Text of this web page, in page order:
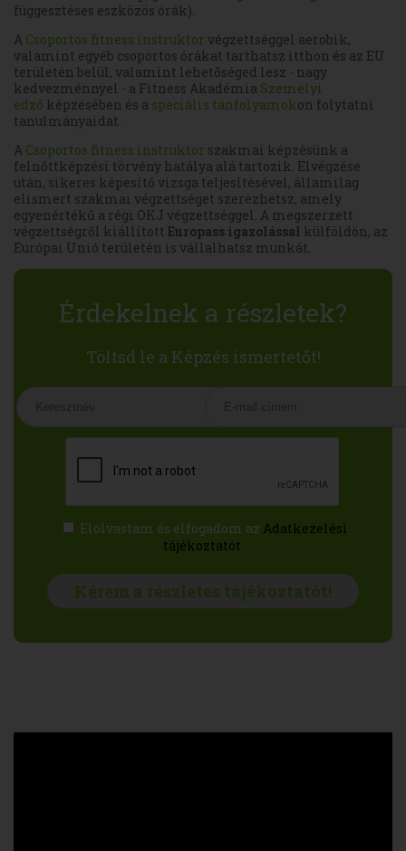
függesztéses eszközös órák).
A Csoportos fitness instruktor végzettséggel aerobik,
valamint egyéb csoportos órákat tarthatsz itthon és az EU
területén belül, valamint lehetőséged lesz - nagy
kedvezménnyel - a Fitness Akadémia Személyi
edző képzésében és a speciális tanfolyamokon folytatni
tanulmányaidat.
A Csoportos fitness instruktor szakmai képzésünk a
felnőttképzési törvény hatálya alá tartozik. Elvégzése
után, sikeres képesítő vizsga teljesítésével, államilag
elismert szakmai végzettséget szerezhetsz, amely
egyenértékű a régi OKJ végzettséggel. A megszerzett
végzettségről kiállított Europass igazolással külföldön, az
Európai Unió területén is vállalhatsz munkát.
Érdekelnek a részletek?
Töltsd le a Képzés ismertetőt!
Elolvastam és elfogadom az Adatkezelési
tájékoztatót.